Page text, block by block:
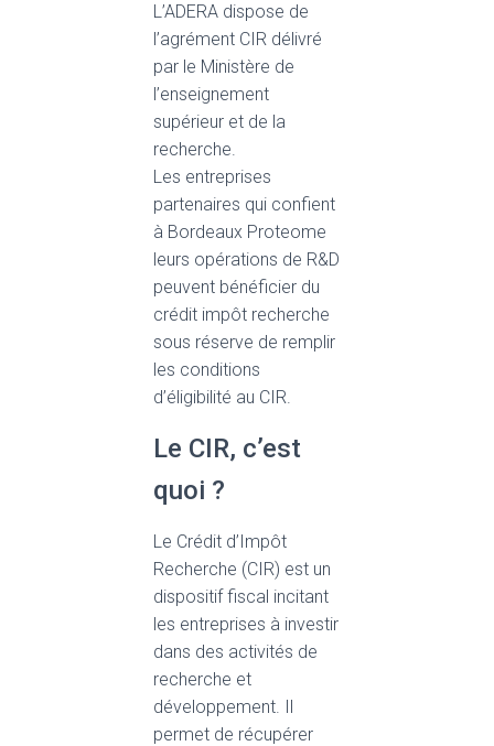
L’ADERA dispose de
l’agrément CIR délivré
par le Ministère de
l’enseignement
supérieur et de la
recherche.
Les entreprises
partenaires qui confient
à Bordeaux Proteome
leurs opérations de R&D
peuvent bénéficier du
crédit impôt recherche
sous réserve de remplir
les conditions
d’éligibilité au CIR.
Le CIR, c’est
quoi ?
Le Crédit d’Impôt
Recherche (CIR) est un
dispositif fiscal incitant
les entreprises à investir
dans des activités de
recherche et
développement. Il
permet de récupérer